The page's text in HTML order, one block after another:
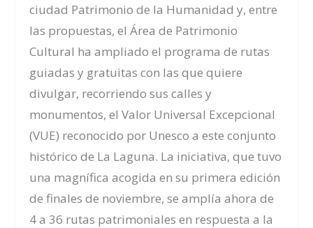
ciudad Patrimonio de la Humanidad y, entre
las propuestas, el Área de Patrimonio
Cultural ha ampliado el programa de rutas
guiadas y gratuitas con las que quiere
divulgar, recorriendo sus calles y
monumentos, el Valor Universal Excepcional
(VUE) reconocido por Unesco a este conjunto
histórico de La Laguna. La iniciativa, que tuvo
una magnífica acogida en su primera edición
de finales de noviembre, se amplía ahora de
4 a 36 rutas patrimoniales en respuesta a la